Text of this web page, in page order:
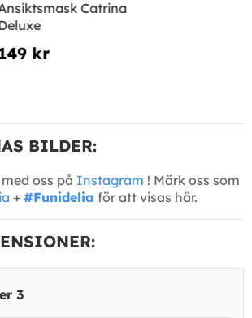
Catrina
kr
BILDER:
oss på Instagram ! Märk oss som
+ #Funidelia för att visas här.
3